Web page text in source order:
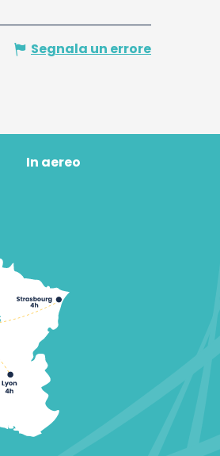
Segnala un errore
In aereo